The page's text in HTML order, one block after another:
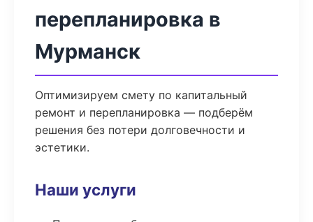
перепланировка в
Мурманск
Оптимизируем смету по капитальный
ремонт и перепланировка — подберём
решения без потери долговечности и
эстетики.
Наши услуги